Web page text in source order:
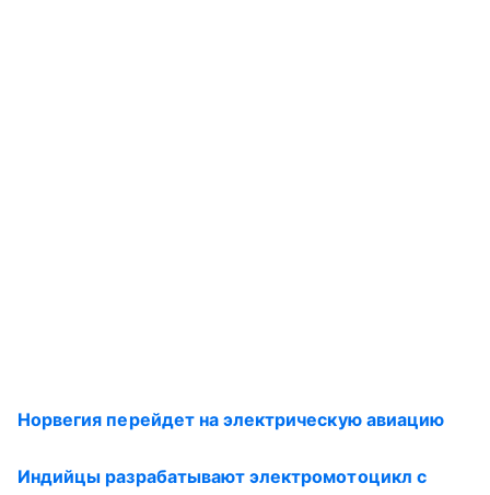
Норвегия перейдет на электрическую авиацию
Индийцы разрабатывают электромотоцикл с